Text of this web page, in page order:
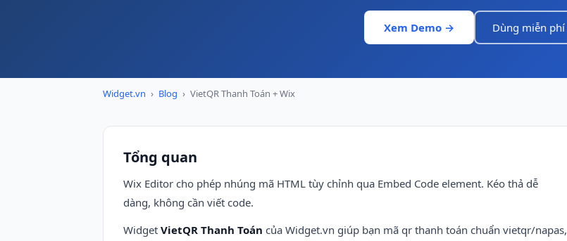
Xem Demo → Dùng miễn phí
Widget.vn › Blog › VietQR Thanh Toán + Wix
Tổng quan
Wix Editor cho phép nhúng mã HTML tùy chỉnh qua Embed Code element. Kéo thả dễ
dàng, không cần viết code.
Widget VietQR Thanh Toán của Widget.vn giúp bạn mã qr thanh toán chuẩn vietqr/napas,